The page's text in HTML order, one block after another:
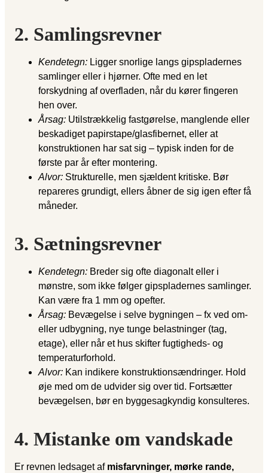
2. Samlingsrevner
Kendetegn: Ligger snorlige langs gipspladernes
samlinger eller i hjørner. Ofte med en let
forskydning af overfladen, når du kører fingeren
hen over.
Årsag: Utilstrækkelig fastgørelse, manglende eller
beskadiget papirstape/glasfibernet, eller at
konstruktionen har sat sig – typisk inden for de
første par år efter montering.
Alvor: Strukturelle, men sjældent kritiske. Bør
repareres grundigt, ellers åbner de sig igen efter få
måneder.
3. Sætningsrevner
Kendetegn: Breder sig ofte diagonalt eller i
mønstre, som ikke følger gipspladernes samlinger.
Kan være fra 1 mm og opefter.
Årsag: Bevægelse i selve bygningen – fx ved om-
eller udbygning, nye tunge belastninger (tag,
etage), eller når et hus skifter fugtigheds- og
temperaturforhold.
Alvor: Kan indikere konstruktionsændringer. Hold
øje med om de udvider sig over tid. Fortsætter
bevægelsen, bør en byggesagkyndig konsulteres.
4. Mistanke om vandskade
Er revnen ledsaget af misfarvninger, mørke rande,